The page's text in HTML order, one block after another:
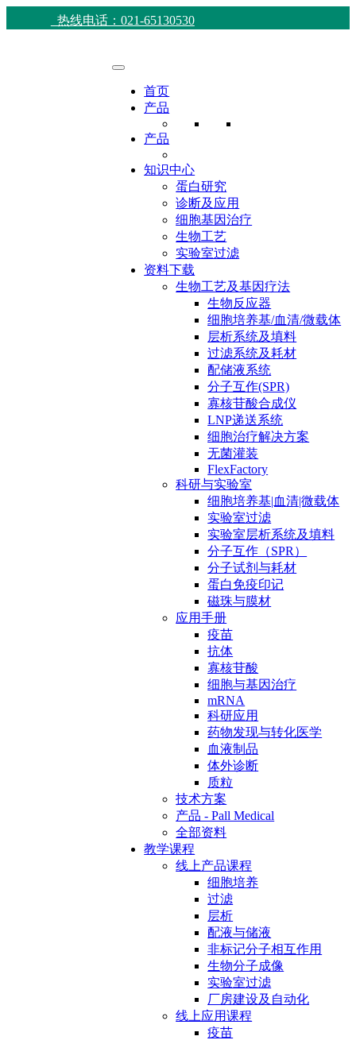
热线电话：021-65130530
首页
产品
产品
知识中心
蛋白研究
诊断及应用
细胞基因治疗
生物工艺
实验室过滤
资料下载
生物工艺及基因疗法
生物反应器
细胞培养基/血清/微载体
层析系统及填料
过滤系统及耗材
配储液系统
分子互作(SPR)
寡核苷酸合成仪
LNP递送系统
细胞治疗解决方案
无菌灌装
FlexFactory
科研与实验室
细胞培养基|血清|微载体
实验室过滤
实验室层析系统及填料
分子互作（SPR）
分子试剂与耗材
蛋白免疫印记
磁珠与膜材
应用手册
疫苗
抗体
寡核苷酸
细胞与基因治疗
mRNA
科研应用
药物发现与转化医学
血液制品
体外诊断
质粒
技术方案
产品 - Pall Medical
全部资料
教学课程
线上产品课程
细胞培养
过滤
层析
配液与储液
非标记分子相互作用
生物分子成像
实验室过滤
厂房建设及自动化
线上应用课程
疫苗